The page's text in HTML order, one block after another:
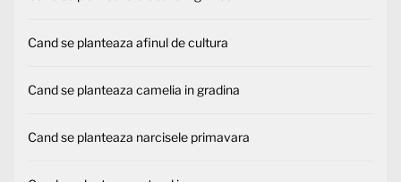
Cand se planteaza afinul de cultura
Cand se planteaza camelia in gradina
Cand se planteaza narcisele primavara